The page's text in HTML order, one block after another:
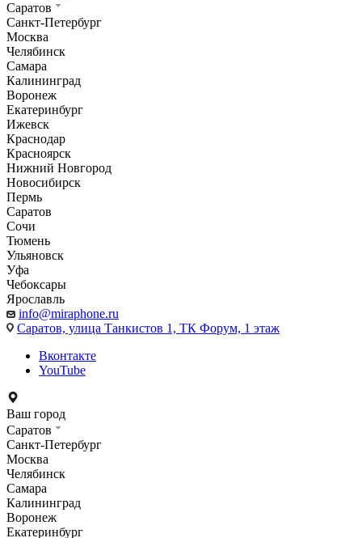
Саратов
Санкт-Петербург
Москва
Челябинск
Самара
Калининград
Воронеж
Екатеринбург
Ижевск
Краснодар
Красноярск
Нижний Новгород
Новосибирск
Пермь
Саратов
Сочи
Тюмень
Ульяновск
Уфа
Чебоксары
Ярославль
info@miraphone.ru
Саратов, улица Танкистов 1, ТК Форум, 1 этаж
Вконтакте
YouTube
Ваш город
Саратов
Санкт-Петербург
Москва
Челябинск
Самара
Калининград
Воронеж
Екатеринбург